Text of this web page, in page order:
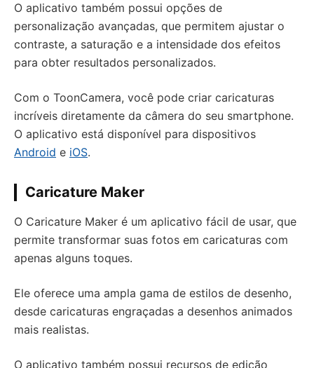
O aplicativo também possui opções de
personalização avançadas, que permitem ajustar o
contraste, a saturação e a intensidade dos efeitos
para obter resultados personalizados.
Com o ToonCamera, você pode criar caricaturas
incríveis diretamente da câmera do seu smartphone.
O aplicativo está disponível para dispositivos
Android e iOS.
Caricature Maker
O Caricature Maker é um aplicativo fácil de usar, que
permite transformar suas fotos em caricaturas com
apenas alguns toques.
Ele oferece uma ampla gama de estilos de desenho,
desde caricaturas engraçadas a desenhos animados
mais realistas.
O aplicativo também possui recursos de edição